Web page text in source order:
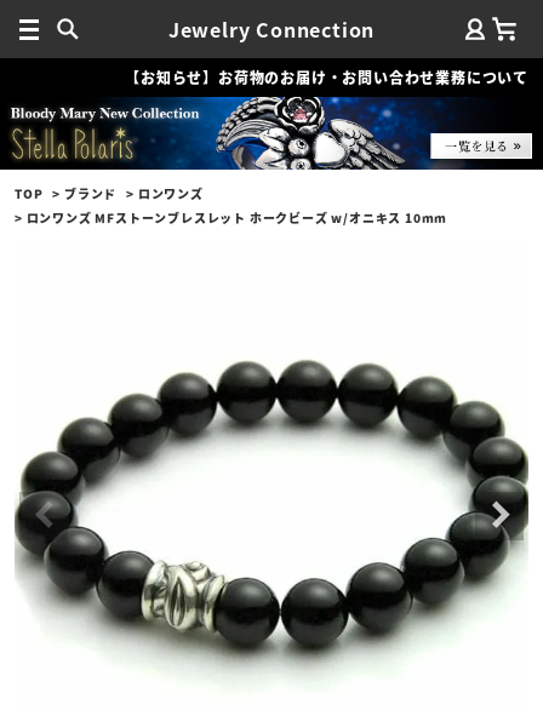
Jewelry Connection
【お知らせ】お荷物のお届け・お問い合わせ業務について
TOP ブランド
ロンワンズ
ロンワンズ MFストーンブレスレット ホークビーズ w/オニキス 10mm